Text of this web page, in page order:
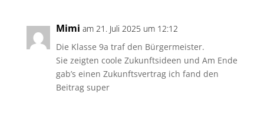
Mimi am 21. Juli 2025 um 12:12
Die Klasse 9a traf den Bürgermeister.
Sie zeigten coole Zukunftsideen und Am Ende
gab’s einen Zukunftsvertrag ich fand den
Beitrag super